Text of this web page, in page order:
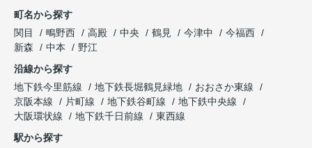
町名から探す
関目
鴫野西 高殿 中央 鶴見 今津中
今福西
新森
中本
野江
沿線から探す
地下鉄今里筋線
地下鉄長堀鶴見緑地
おおさか東線
京阪本線
片町線 地下鉄谷町線
地下鉄中央線
大阪環状線
地下鉄千日前線
東西線
駅から探す